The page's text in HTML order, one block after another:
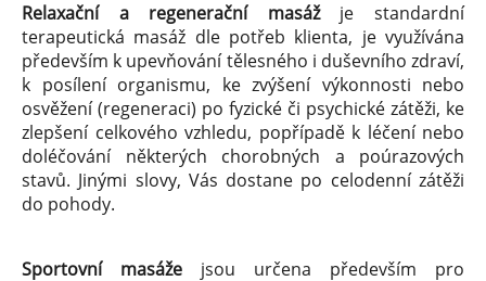
Relaxační a regenerační masážje standardní
terapeutická masáž dle potřeb klienta, je využívána
především k upevňování tělesného i duševního zdraví,
k posílení organismu, ke zvýšení výkonnosti nebo
osvěžení (regeneraci) po fyzické či psychické zátěži, ke
zlepšení celkového vzhledu, popřípadě k léčení nebo
doléčování některých chorobných a poúrazových
stavů. Jinými slovy, Vás dostane po celodenní zátěži
do pohody.
Sportovní masáže jsou určena především pro